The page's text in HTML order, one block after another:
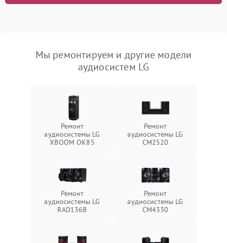
Мы ремонтируем и другие модели
аудиосистем LG
Ремонт
аудиосистемы LG
XBOOM OK85
Ремонт
аудиосистемы LG
CM2520
Ремонт
аудиосистемы LG
RAD136B
Ремонт
аудиосистемы LG
CM4330